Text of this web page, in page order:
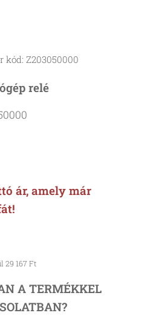
kód: Z203050000
relé
ár, amely már
29 167 Ft
A TERMÉKKEL